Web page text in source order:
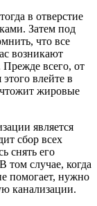
в отверстие
Затем под
что все
возникают
Прежде всего, от
влейте в
жировые
является
сбор всех
снять его
том случае, когда
помогает, нужно
канализации.